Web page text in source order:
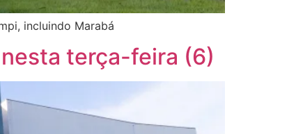
incluindo Marabá
terça-feira (6)